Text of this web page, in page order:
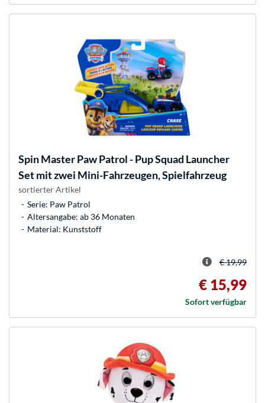
Spin MasterPaw Patrol - Pup Squad Launcher
Set mit zwei Mini-Fahrzeugen, Spielfahrzeug
sortierter Artikel
Serie: Paw Patrol
Altersangabe: ab 36 Monaten
Material: Kunststoff
€ 19,99
€ 15,99
Sofort verfügbar